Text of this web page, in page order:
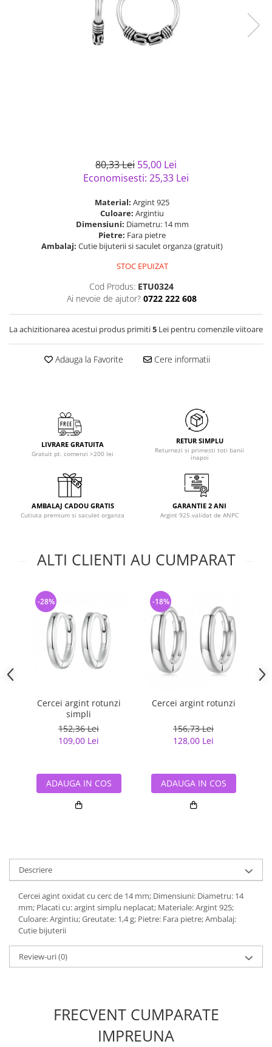
Bijuterii argint placat cu aur
Bijuterii gotice si rock
Solutii si lavete de curatare
80,33 Lei 55,00 Lei
Economisesti: 25,33 Lei
Material: Argint 925
Culoare: Argintiu
Dimensiuni: Diametru: 14 mm
Pietre: Fara pietre
Ambalaj: Cutie bijuterii si saculet organza (gratuit)
STOC EPUIZAT
Cod Produs: ETU0324
Ai nevoie de ajutor? 0722 222 608
La achizitionarea acestui produs primiti5 Lei pentru comenzile viitoare
Adauga la Favorite Cere informatii
LIVRARE GRATUITA
Gratuit pt. comenzi >200 lei
RETUR SIMPLU
Returnezi si primesti toti banii
inapoi
AMBALAJ CADOU GRATIS
Cutiuta premium si saculet organza
GARANTIE 2 ANI
Argint 925 validat de ANPC
ALTI CLIENTI AU CUMPARAT
Cercei argint rotunzi
simpli
152,36 Lei
109,00 Lei
-28%
ADAUGA IN COS
Cercei argint rotunzi
156,73 Lei
128,00 Lei
-18%
ADAUGA IN COS
Descriere
Cercei agint oxidat cu cerc de 14 mm; Dimensiuni: Diametru: 14
mm; Placati cu: argint simplu neplacat; Materiale: Argint 925;
Culoare: Argintiu; Greutate: 1,4 g; Pietre: Fara pietre; Ambalaj:
Cutie bijuterii
Review-uri(0)
FRECVENT CUMPARATE
IMPREUNA